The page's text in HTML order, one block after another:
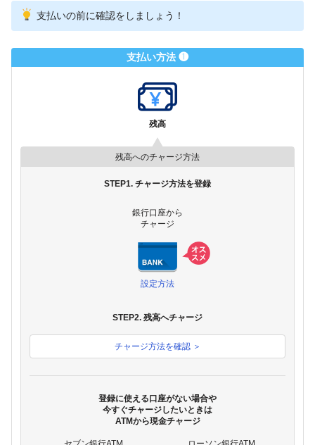
支払いの前に確認をしましょう！
支払い方法 ❶
残高
残高へのチャージ方法
STEP1. チャージ方法を登録
銀行口座から
チャージ
設定方法
STEP2. 残高へチャージ
チャージ方法を確認 ＞
登録に使える口座がない場合や
今すぐチャージしたいときは
ATMから現金チャージ